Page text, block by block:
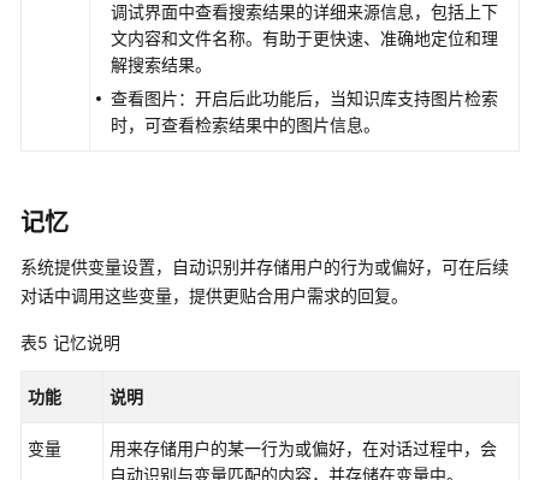
开
发
工
调试界面中查看搜索结果的详细来源信息，包括上下
文内容和文件名称。有助于更快速、准确地定位和理
解搜索结果。
查看图片：开启后此功能后，当知识库支持图片检索
时，可查看检索结果中的图片信息。
记忆
系统提供变量设置，自动识别并存储用户的行为或偏好，可在后续
对话中调用这些变量，提供更贴合用户需求的回复。
表5 记忆说明
功能 说明
变量
用来存储用户的某一行为或偏好，在对话过程中，会
自动识别与变量匹配的内容，并存储在变量中。